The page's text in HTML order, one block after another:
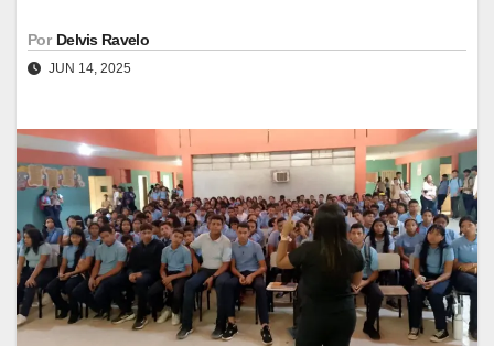
Por Delvis Ravelo
JUN 14, 2025